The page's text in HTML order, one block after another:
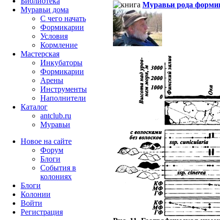
Муравьи рода
Муравьи дома
С чего начать
Формикарии
Условия
Кормление
Мастерская
Инкубаторы
Формикарии
Арены
Инструменты
Наполнители
Каталог
antclub.ru
Муравьи
Новое на сайте
Форум
Блоги
События в
колониях
Блоги
Колонии
Войти
Peгиcтpaция